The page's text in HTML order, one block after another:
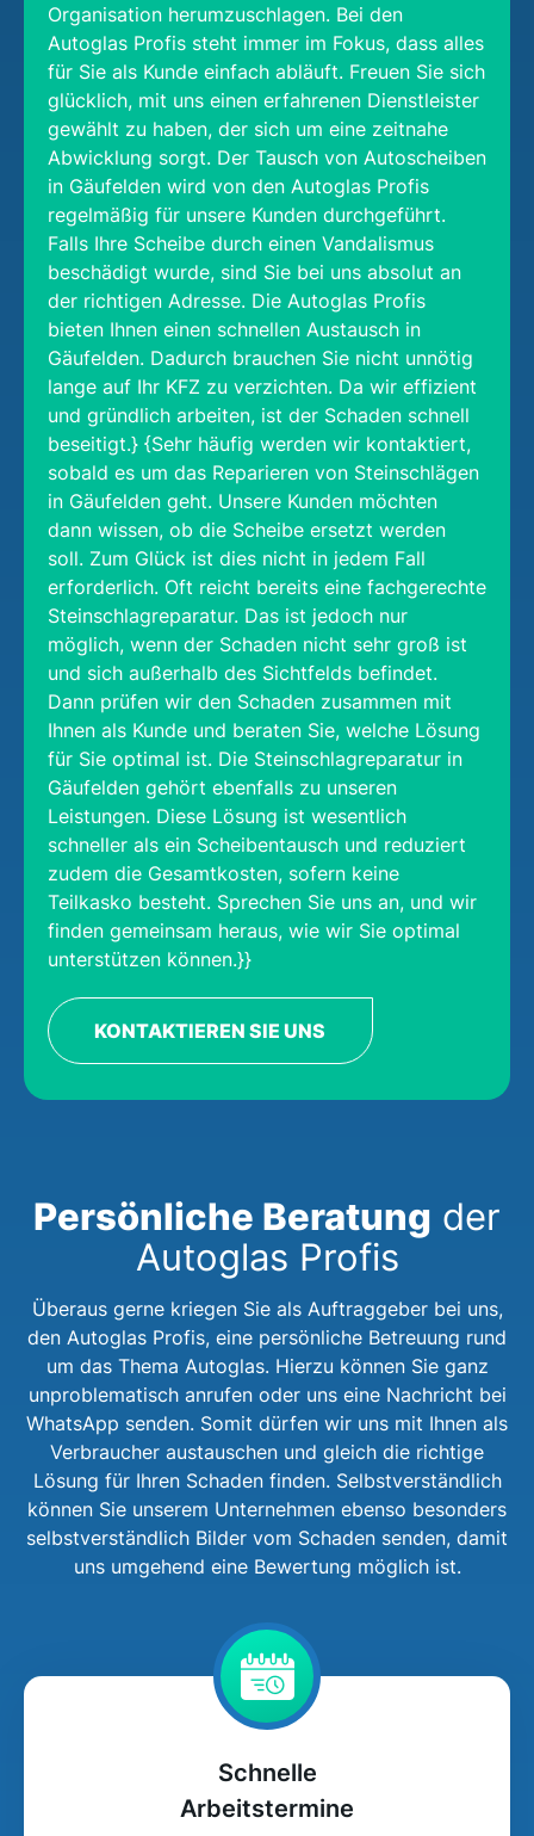
Organisation herumzuschlagen. Bei den
Autoglas Profis steht immer im Fokus, dass alles
für Sie als Kunde einfach abläuft. Freuen Sie sich
glücklich, mit uns einen erfahrenen Dienstleister
gewählt zu haben, der sich um eine zeitnahe
Abwicklung sorgt. Der Tausch von Autoscheiben
in Gäufelden wird von den Autoglas Profis
regelmäßig für unsere Kunden durchgeführt.
Falls Ihre Scheibe durch einen Vandalismus
beschädigt wurde, sind Sie bei uns absolut an
der richtigen Adresse. Die Autoglas Profis
bieten Ihnen einen schnellen Austausch in
Gäufelden. Dadurch brauchen Sie nicht unnötig
lange auf Ihr KFZ zu verzichten. Da wir effizient
und gründlich arbeiten, ist der Schaden schnell
beseitigt.} {Sehr häufig werden wir kontaktiert,
sobald es um das Reparieren von Steinschlägen
in Gäufelden geht. Unsere Kunden möchten
dann wissen, ob die Scheibe ersetzt werden
soll. Zum Glück ist dies nicht in jedem Fall
erforderlich. Oft reicht bereits eine fachgerechte
Steinschlagreparatur. Das ist jedoch nur
möglich, wenn der Schaden nicht sehr groß ist
und sich außerhalb des Sichtfelds befindet.
Dann prüfen wir den Schaden zusammen mit
Ihnen als Kunde und beraten Sie, welche Lösung
für Sie optimal ist. Die Steinschlagreparatur in
Gäufelden gehört ebenfalls zu unseren
Leistungen. Diese Lösung ist wesentlich
schneller als ein Scheibentausch und reduziert
zudem die Gesamtkosten, sofern keine
Teilkasko besteht. Sprechen Sie uns an, und wir
finden gemeinsam heraus, wie wir Sie optimal
unterstützen können.}}
KONTAKTIEREN SIE UNS
Persönliche Beratung der
Autoglas Profis
Überaus gerne kriegen Sie als Auftraggeber bei uns,
den Autoglas Profis, eine persönliche Betreuung rund
um das Thema Autoglas. Hierzu können Sie ganz
unproblematisch anrufen oder uns eine Nachricht bei
WhatsApp senden. Somit dürfen wir uns mit Ihnen als
Verbraucher austauschen und gleich die richtige
Lösung für Ihren Schaden finden. Selbstverständlich
können Sie unserem Unternehmen ebenso besonders
selbstverständlich Bilder vom Schaden senden, damit
uns umgehend eine Bewertung möglich ist.
Schnelle
Arbeitstermine